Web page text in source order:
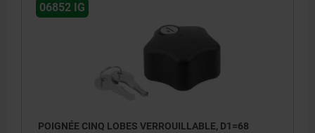
06852 IG
POIGNÉE CINQ LOBES VERROUILLABLE, D1=68